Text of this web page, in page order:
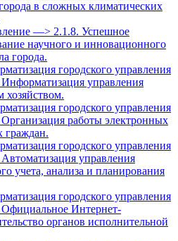
в сложных климатических
—> 2.1.8. Успешное
научного и инновационного
города.
городского управления
управления
хозяйством.
городского управления
работы электронных
граждан.
городского управления
управления
учета, анализа и планирования
городского управления
Интернет-
органов исполнительной